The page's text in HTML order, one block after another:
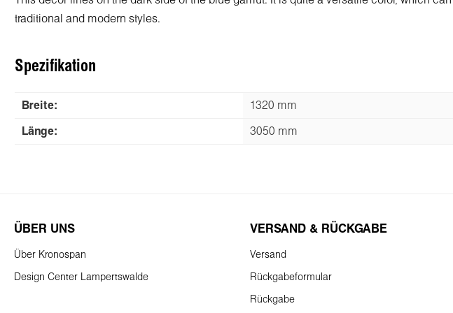
traditional and modern styles.
Spezifikation
Breite: 1320 mm
Länge: 3050 mm
ÜBER UNS
Über Kronospan
Design Center Lampertswalde
VERSAND & RÜCKGABE
Versand
Rückgabeformular
Rückgabe